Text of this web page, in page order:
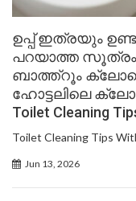
ഉപ്പ് ഇത്രയും
പറയാത്ത
ബാത്ത്റൂം
ഹോട്ടലിലെ
Toilet Cleaning
Toilet Cleaning Tips
Jun 13, 2026